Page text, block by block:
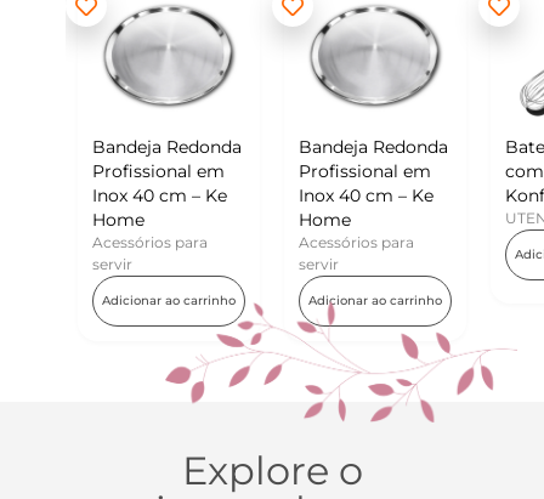
Redonda
em
40 cm – Ke
para
ao carrinho
Bandeja Redonda
Profissional em
Inox 40 cm – Ke
Acessórios para
Adicionar ao carrinho
Batedor de Ovos
com Raspador –
Konfektt
Adicionar ao carrinho
Explore o